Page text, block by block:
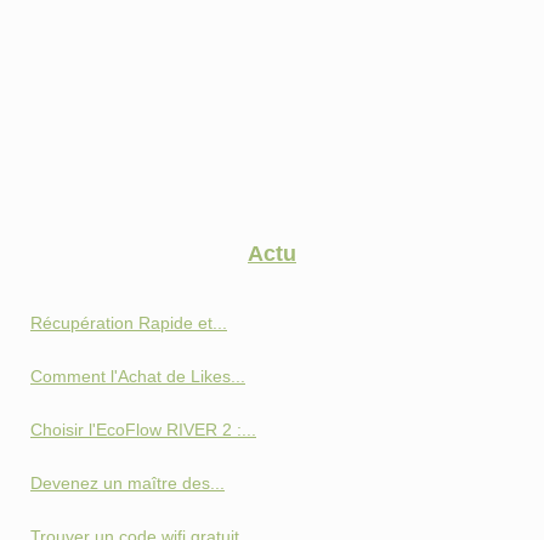
Actu
Récupération Rapide et...
Comment l'Achat de Likes...
Choisir l'EcoFlow RIVER 2 :...
Devenez un maître des...